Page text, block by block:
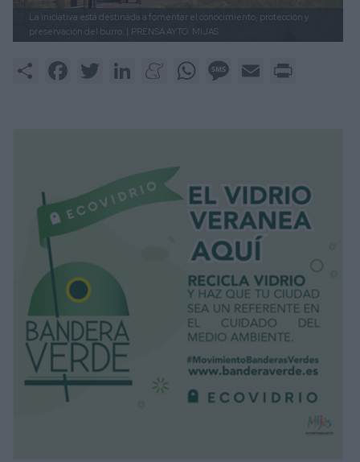
La iniciativa está destinada a fomentar el conocimiento, protección y
preservación del burro. | PRENSA AYTO. MIJAS.
Share FacebookTwitter LinkedInMeneameWhatsAppMessage
Email